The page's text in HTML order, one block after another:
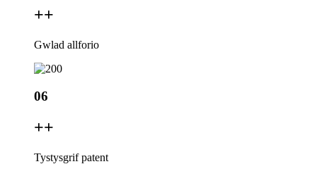
++
Gwlad allforio
06
++
Tystysgrif patent